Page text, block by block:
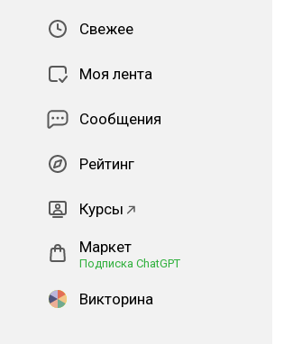
Свежее
Моя лента
Сообщения
Рейтинг
Курсы
Маркет
Подписка ChatGPT
Викторина